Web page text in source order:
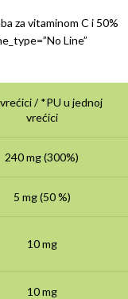
za vitaminom C i 50%
Line”
/ *PU u jednoj
vrećici
240 mg (300%)
5 mg (50 %)
10 mg
10 mg